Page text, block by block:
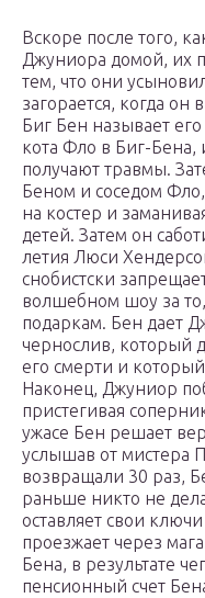
Вскоре после того,
Джуниора домой, их
тем, что они
загорается, когда
Биг Бен называет
кота Фло в Биг-Бена,
получают травмы.
Беном и соседом
на костер и
детей. Затем он
летия Люси
снобистски
волшебном шоу за
подаркам. Бен дает
чернослив, который
его смерти и
Наконец, Джуниор
пристегивая
ужасе Бен решает
услышав от мистера
возвращали 30 раз,
раньше никто не
оставляет свои
проезжает через
Бена, в результате
пенсионный счет